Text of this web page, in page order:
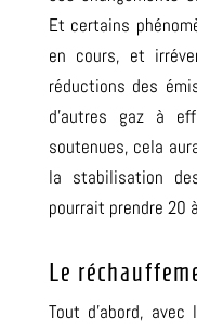
Et certains
en cours, et
réductions des
d’autres gaz à
soutenues, cela
la stabilisation
pourrait prendre 20
Le
Tout d’abord,